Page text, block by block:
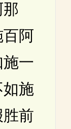
阿
一
如施
前